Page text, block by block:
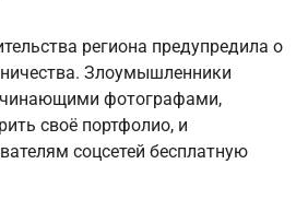
региона предупредила о
Злоумышленники
фотографами,
своё портфолио, и
соцсетей бесплатную